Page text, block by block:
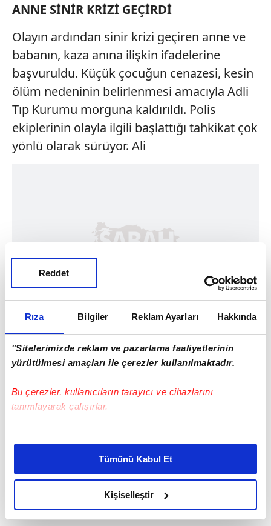
Rıza Bilgiler Reklam Ayarları Hakkında
"Sitelerimizde reklam ve pazarlama faaliyetlerinin
yürütülmesi amaçları ile çerezler kullanılmaktadır.
Bu çerezler, kullanıcıların tarayıcı ve cihazlarını
tanımlayarak çalışırlar.
Bu çerezlere izin vermeniz halinde sizlere özel
daha iyi reklam deneyimi yaşatabiliriz. Bunu yaparken
amacımızın size daha iyi bir reklam deneyimi sunmak
olduğunu ve sizlere en iyi içerikleri sunabilmek adına
elimizden gelen çabayı gösterdiğimizi ve bu noktada,
reklamların maliyetlerimizi karşılamak noktasında tek gelir
Tümünü Kabul Et
Kişiselleştir
Reddet
ANNE SİNİR KRİZİ GEÇİRDİ
Olayın ardından sinir krizi geçiren anne ve
babanın, kaza anına ilişkin ifadelerine
başvuruldu. Küçük çocuğun cenazesi, kesin
ölüm nedeninin belirlenmesi amacıyla Adli
Tıp Kurumu morguna kaldırıldı. Polis
ekiplerinin olayla ilgili başlattığı tahkikat çok
yönlü olarak sürüyor. Ali
#İSTANBUL #KAĞITHANE